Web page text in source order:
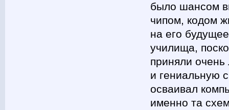
было шансом
чипом, кодом
на его
училища,
приняли
и гениальную
осваивал
именно та